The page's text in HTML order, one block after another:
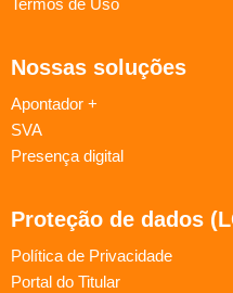
Termos de Uso
Nossas soluções
Apontador +
SVA
Presença digital
Proteção de dados
Política de Privacidade
Portal do Titular